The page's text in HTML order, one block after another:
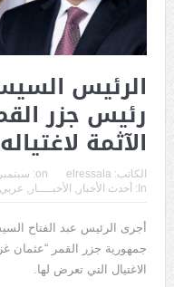
الرئيس
رئيس جزر
الآثمة لاغتياله
الكاتب: elressala
on: سبتمبر 18, 2024
In:
أحدث الأخبار الأخبــــار
أجرى الرئيس عبد الفتاح
جمهورية جزر القمر “عثمان
الاغتيال التي تعرض لها.